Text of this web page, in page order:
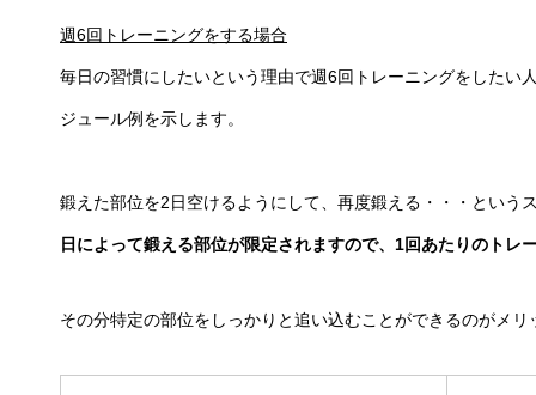
週6回トレーニングをする場合
毎日の習慣にしたいという理由で週6回トレーニングをしたい
ジュール例を示します。
鍛えた部位を2日空けるようにして、再度鍛える・・・という
日によって鍛える部位が限定されますので、1回あたりのトレ
その分特定の部位をしっかりと追い込むことができるのがメリ